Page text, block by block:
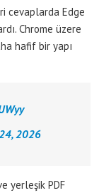
cevaplarda Edge
Chrome üzere
hafif bir yapı
2026
yerleşik PDF